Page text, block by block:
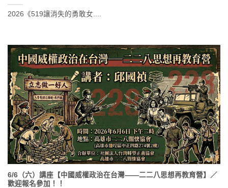
2026《519讓消失的勇敢女....
6/6（六）講座【中國威權政治在台灣——二二八思想再教育營】／
歡迎報名參加！！